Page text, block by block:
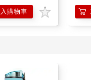
購物車